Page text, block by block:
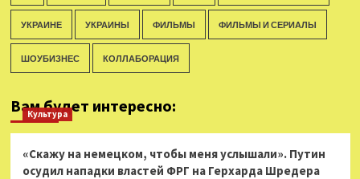
УКРАИНЕ УКРАИНЫ ФИЛЬМЫ ФИЛЬМЫ И СЕРИАЛЫ
ШОУБИЗНЕС КОЛЛАБОРАЦИЯ
Вам будет интересно:
Культура
«Скажу на немецком, чтобы меня услышали». Путин
осудил нападки властей ФРГ на Герхарда Шредера